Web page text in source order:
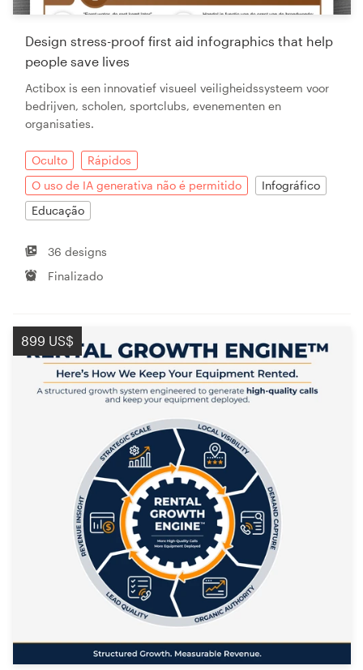
Design stress-proof first aid infographics that help
people save lives
Actibox is een innovatief visueel veiligheidssysteem voor
bedrijven, scholen, sportclubs, evenementen en
organisaties.
Oculto
Rápidos
O uso de IA generativa não é permitido
Infográfico
Educação
36 designs
Finalizado
899 US$